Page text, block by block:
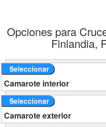
Opciones para
Finlandia,
Seleccionar
Camarote interior
Seleccionar
Camarote exterior